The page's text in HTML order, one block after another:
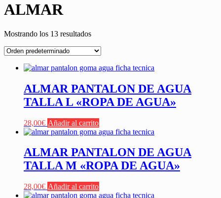
ALMAR
Mostrando los 13 resultados
ALMAR PANTALON DE AGUA
TALLA L «ROPA DE AGUA»
28,00€ Añadir al carrito
ALMAR PANTALON DE AGUA
TALLA M «ROPA DE AGUA»
28,00€ Añadir al carrito